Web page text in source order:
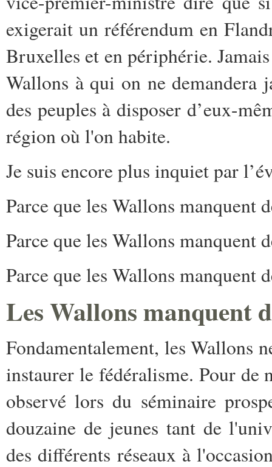
exigerait un référendum en
Bruxelles et en périphérie.
Wallons à qui on ne
des peuples à disposer d’eux-
région où l'on habite.
Je suis encore plus inquiet par
Parce que les Wallons manquent
Parce que les Wallons manquent
Parce que les Wallons manquent
Les Wallons manquent
Fondamentalement, les Wallons
instaurer le fédéralisme. Pour de
observé lors du séminaire
douzaine de jeunes tant de
des différents réseaux à